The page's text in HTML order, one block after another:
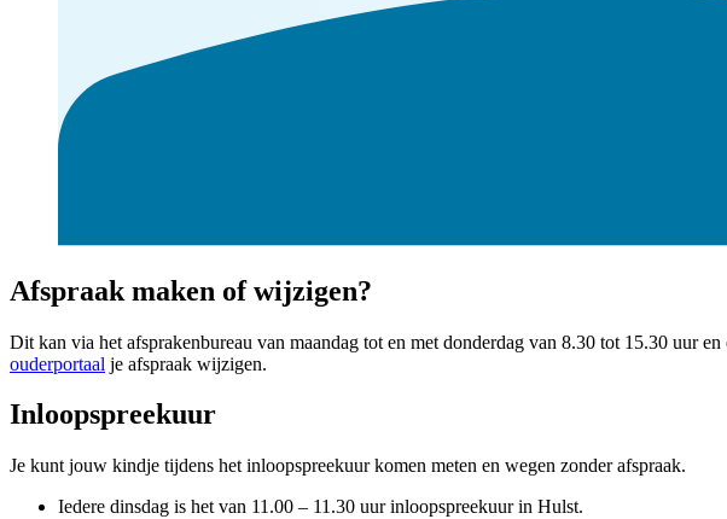
Afspraak maken of wijzigen?
Dit kan via het afsprakenbureau van maandag tot en met donderdag van 8.30 tot 15.30 uur
ouderportaal je afspraak wijzigen.
Inloopspreekuur
Je kunt jouw kindje tijdens het inloopspreekuur komen meten en wegen zonder afspraak.
Iedere dinsdag is het van 11.00 – 11.30 uur inloopspreekuur in Hulst.